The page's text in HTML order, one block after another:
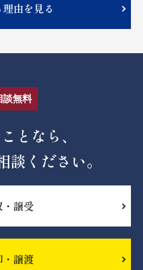
由を見る
談無料
となら、
談ください。
・譲受
・譲渡